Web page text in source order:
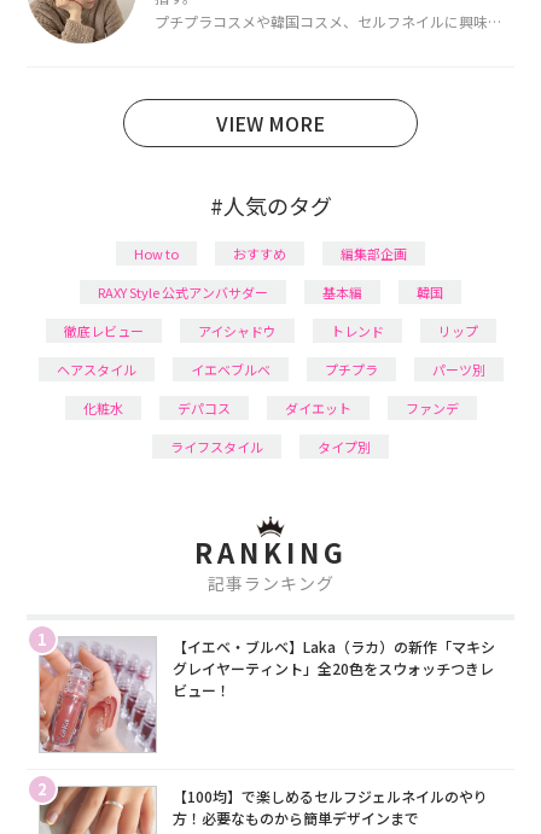
プチプラコスメや韓国コスメ、セルフネイルに興味が
VIEW MORE
#人気のタグ
How to おすすめ
編集部企画
RAXY Style 公式アンバサダー
基本編
韓国
徹底レビュー
アイシャドウ トレンド
リップ
ヘアスタイル
イエベブルベ プチプラ
パーツ別
化粧水
デパコス ダイエット
ファンデ
ライフスタイル
タイプ別
RANKING
記事ランキング
1
【イエベ・ブルベ】Laka（ラカ）の新作「マキシ
グレイヤーティント」全20色をスウォッチつきレ
ビュー！
2
【100均】で楽しめるセルフジェルネイルのやり
方！必要なものから簡単デザインまで